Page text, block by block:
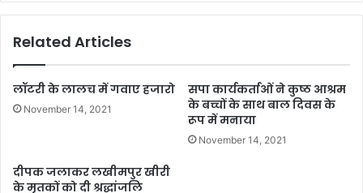
Related Articles
लॉटरी के लालच में गवाए हजारो
November 14, 2021
सपा कार्यकर्ताओं ने कुष्ठ आश्रम
के बच्चों के साथ बाल दिवस के
रूप में मनाया
November 14, 2021
दीपक जलाकर लखीमपुर खीरी
के मृतकों को दी श्रद्धांजलि